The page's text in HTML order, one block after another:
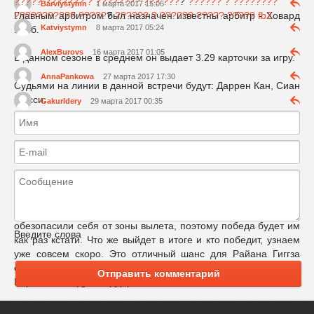
Главным арбитром был назначен известны арбитр - Ховард
Уэбб.
В данном сезоне в среднем он выдает 3.29 карточки за игру.
Судьями на линии в данной встречи будут: Даррен Кан, Сиан
Масси.
Запасным арбитром назначен: Андре Марринер.
Надеемся, что в данной встречи "Красные дьяволы” одержат
обезопасили себя от зоны вылета, поэтому победа будет им
как раз кстати. Что же выйдет в итоге и кто победит, узнаем
уже совсем скоро. Это отличный шанс для Райана Гиггза
одержать 2 победу подряд у руля "
Манчестер Юнайтед
Верим в победу и поддерживаем наших. GGMU!
Barviystymn 1 марта 2017 15:06
Katviystymn 8 марта 2017 05:24
AlexBurovs 16 марта 2017 01:05
AnnaPankowa 27 марта 2017 17:30
??????????? ???????????? ? ?????? ????? ????? fb2
GakurIdery 29 марта 2017 00:35
Введите слова
Отправить комментарий